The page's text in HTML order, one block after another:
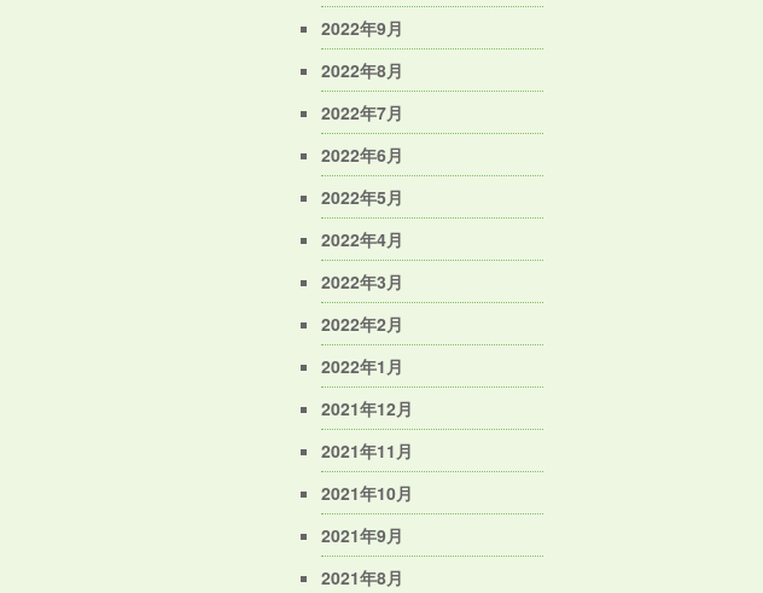
2022年9月
2022年8月
2022年7月
2022年6月
2022年5月
2022年4月
2022年3月
2022年2月
2022年1月
2021年12月
2021年11月
2021年10月
2021年9月
2021年8月